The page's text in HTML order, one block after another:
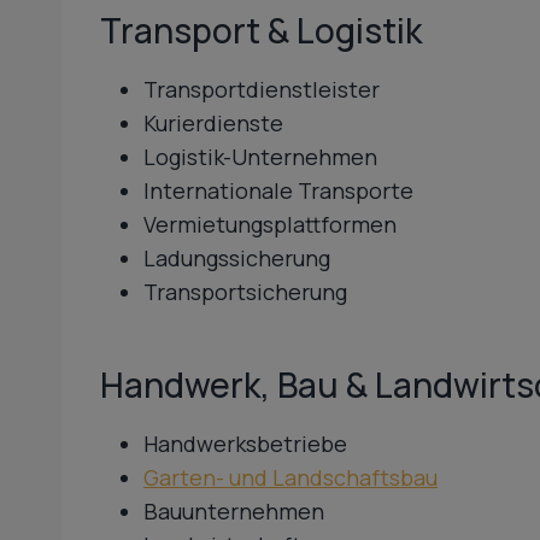
Transport & Logistik
Transportdienstleister
Kurierdienste
Logistik-Unternehmen
Internationale Transporte
Vermietungsplattformen
Ladungssicherung
Transportsicherung
Handwerk, Bau &
Handwerksbetriebe
Garten- und Landschaftsbau
Bauunternehmen